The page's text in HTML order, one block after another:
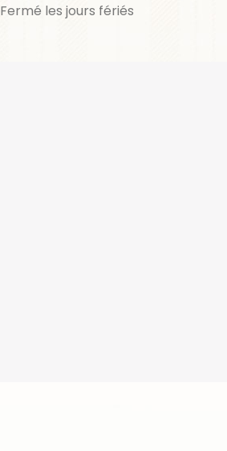
Fermé les jours fériés